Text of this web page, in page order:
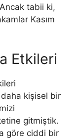
tabii ki,
Kasım
Etkileri
daha kişisel bir
gitmiştik.
göre ciddi bir